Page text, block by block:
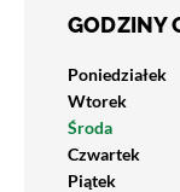
GODZINY
Poniedziałek
Wtorek
Środa
Czwartek
Piątek